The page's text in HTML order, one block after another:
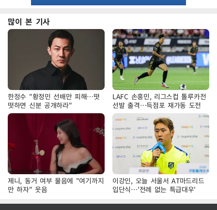
많이 본 기사
한정수 "황정민 선배만 피해…떳
떳하면 신분 공개하라"
LAFC 손흥민, 리그스컵 톨루카전
선발 출격…득점포 재가동 도전
제니, 동거 여부 물음에 "여기까지
만 하자" 웃음
이강인, 오늘 서울서 AT마드리드
입단식…'전례 없는 특급대우'